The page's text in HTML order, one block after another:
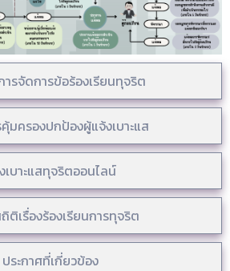
ารจัดการข้อร้องเรียนทุจริต
มครองปกป้องผู้แจ้งเบาะแส
เบาะแสทุจริตออนไลน์
ติเรื่องร้องเรียนการทุจริต
ประกาศที่เกี่ยวข้อง